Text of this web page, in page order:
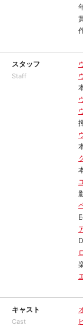
スタッフ
Staff
キャスト
Cast